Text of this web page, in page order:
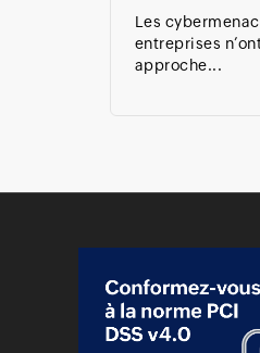
Les
entreprises
approche...